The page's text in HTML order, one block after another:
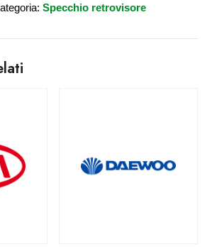
Specchio retrovisore